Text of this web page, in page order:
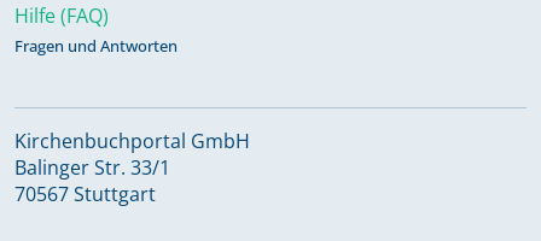
Hilfe (FAQ)
Fragen und Antworten
Kirchenbuchportal GmbH
Balinger Str. 33/1
70567 Stuttgart